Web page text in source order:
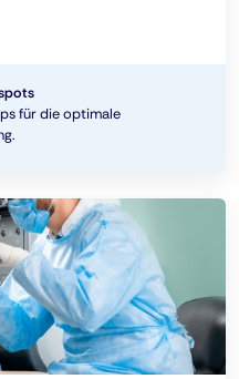
für die optimale